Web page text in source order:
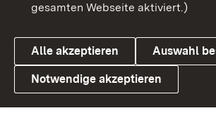
Link zum Landesportal
Cookies
gesamten Webseite aktiviert.)
Alle akzeptieren Auswahl
Notwendige akzeptieren